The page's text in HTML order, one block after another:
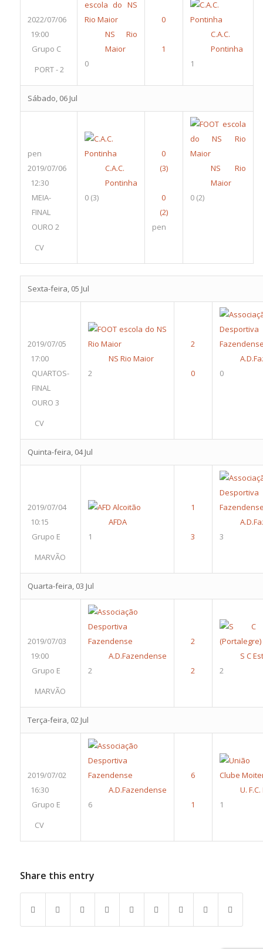
2022/07/06
19:00
Grupo C
PORT - 2
NS Rio
Maior
0
C.A.C.
Pontinha
1
Sábado, 06 Jul
pen
2019/07/06
12:30
MEIA-
FINAL
OURO 2
CV
C.A.C.
Pontinha
0 (3)
pen
NS Rio
Maior
0 (2)
Sexta-feira, 05 Jul
2019/07/05
17:00
QUARTOS-
FINAL
OURO 3
CV
NS Rio Maior
2
0
Quinta-feira, 04 Jul
2019/07/04
10:15
Grupo E
MARVÃO
AFDA
1
3
Quarta-feira, 03 Jul
2019/07/03
19:00
Grupo E
MARVÃO
A.D.Fazendense
2
S C
2
Terça-feira, 02 Jul
2019/07/02
16:30
Grupo E
CV
A.D.Fazendense
6
U.
1
Share this entry